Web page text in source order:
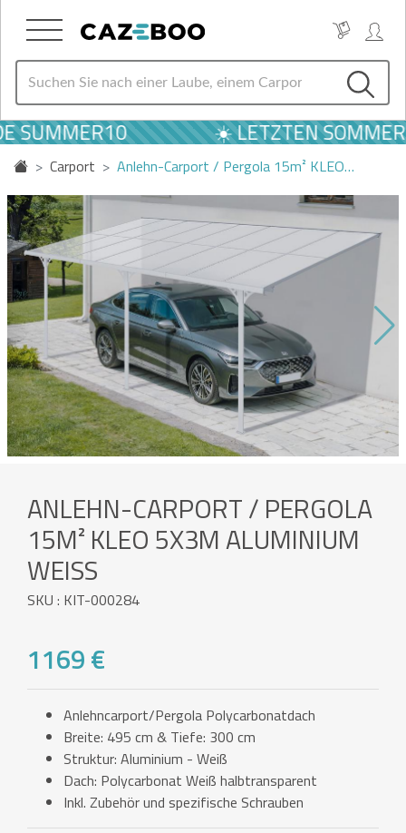
☀️ LETZTEN SOMMER
Carport Anlehn-Carport / Pergola 15m² KLEO…
ANLEHN-CARPORT / PERGOLA
15M² KLEO 5X3M ALUMINIUM
WEISS
SKU : KIT-000284
1169 €
Anlehncarport/Pergola Polycarbonatdach
Breite: 495 cm & Tiefe: 300 cm
Struktur: Aluminium - Weiß
Dach: Polycarbonat Weiß halbtransparent
Inkl. Zubehör und spezifische Schrauben